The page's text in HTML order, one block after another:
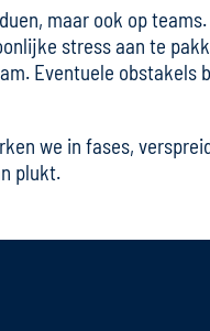
maar ook op
stress aan te
Eventuele obstakels
we in fases,
plukt.